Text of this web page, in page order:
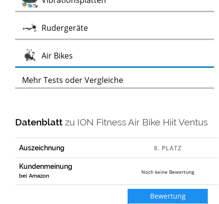
RudergeräteTest
Air Bikes
Mehr Tests oder Vergleiche
Datenblattzu ION Fitness Air Bike Hiit Ventus
Auszeichnung
Kundenmeinung
bei Amazon
Noch keine Bewertung
Bewertung